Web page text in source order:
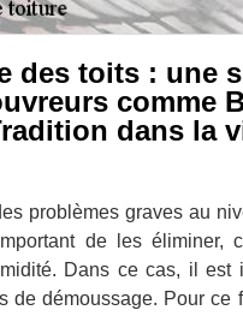
des toits : une
comme
dans la
problèmes graves au
de les éliminer,
Dans ce cas, il est
de démoussage. Pour ce